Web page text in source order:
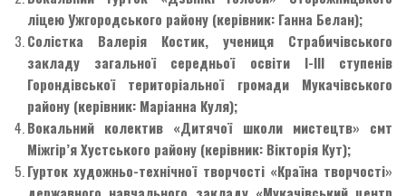
ліцею Ужгородського району (керівник: Ганна Белан);
Солістка Валерія Костик, учениця Страбичівського
закладу загальної середньої освіти І-ІІІ ступенів
Горондівської територіальної громади Мукачівського
району (керівник: Маріанна Куля);
Вокальний колектив «Дитячої школи мистецтв» смт
Міжгір’я Хустського району (керівник: Вікторія Кут);
Гурток художньо-технічної творчості «Країна творчості»